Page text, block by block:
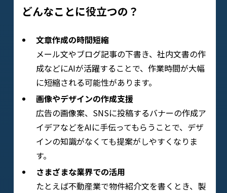
どんなことに役立つの？
文章作成の時間短縮
メール文やブログ記事の下書き、社内文書の作
成などにAIが活躍することで、作業時間が大幅
に短縮される可能性があります。
画像やデザインの作成支援
広告の画像案、SNSに投稿するバナーの作成ア
イデアなどをAIに手伝ってもらうことで、デザ
インの知識がなくても提案がしやすくなりま
す。
さまざまな業界での活用
たとえば不動産業で物件紹介文を書くとき、製